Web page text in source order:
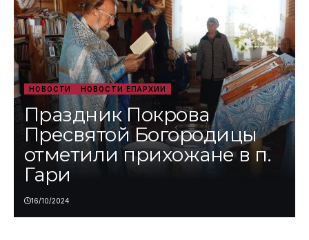
НОВОСТИ НОВОСТИ ЕПАРХИИ
Праздник Покрова
Пресвятой Богородицы
отметили прихожане в п.
Гари
16/10/2024